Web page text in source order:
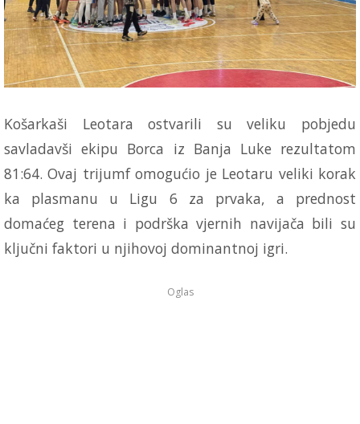
Košarkaši Leotara ostvarili su veliku pobjedu
savladavši ekipu Borca iz Banja Luke rezultatom
81:64. Ovaj trijumf omogućio je Leotaru veliki korak
ka plasmanu u Ligu 6 za prvaka, a prednost
domaćeg terena i podrška vjernih navijača bili su
ključni faktori u njihovoj dominantnoj igri.
Oglas